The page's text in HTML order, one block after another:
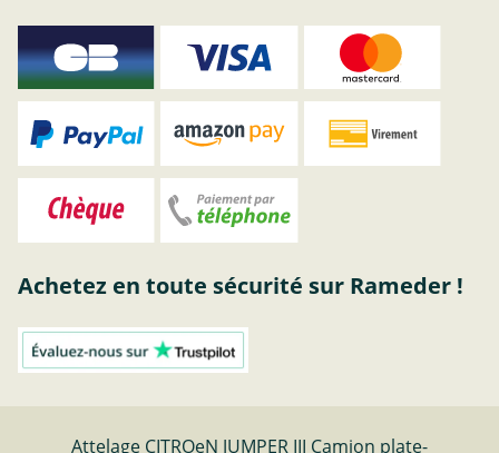
Achetez en toute sécurité sur Rameder !
Attelage CITROeN JUMPER III Camion plate-